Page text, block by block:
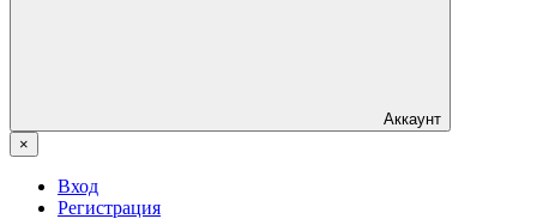
Аккаунт
×
Вход
Регистрация